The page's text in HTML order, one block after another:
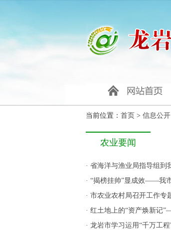
当前位置： 首页 > 信息公开
农业要闻
· 省海洋与渔业局指导组到
· “揭榜挂帅”显成效——我
· 市农业农村局召开工作专
· 红土地上的“资产焕新记
· 龙岩市学习运用“千万工